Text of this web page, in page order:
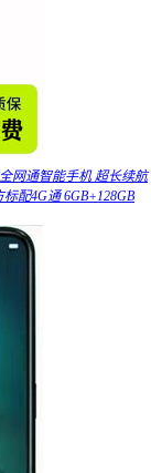
网通智能手机 超长续航
配4G通 6GB+128GB